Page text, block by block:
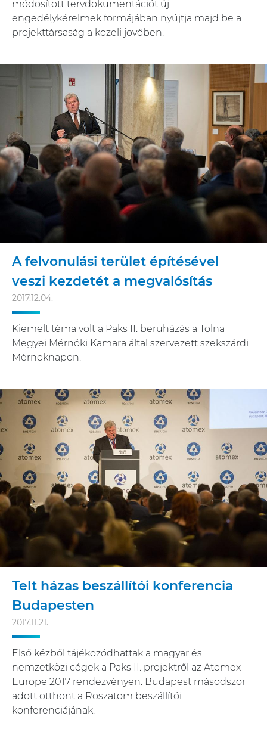
módosított tervdokumentációt új
engedélykérelmek formájában nyújtja majd be a
projekttársaság a közeli jövőben.
A felvonulási terület építésével
veszi kezdetét a megvalósítás
2017.12.04.
Kiemelt téma volt a Paks II. beruházás a Tolna
Megyei Mérnöki Kamara által szervezett szekszárdi
Mérnöknapon.
Telt házas beszállítói konferencia
Budapesten
2017.11.21.
Első kézből tájékozódhattak a magyar és
nemzetközi cégek a Paks II. projektről az Atomex
Europe 2017 rendezvényen. Budapest másodszor
adott otthont a Roszatom beszállítói
konferenciájának.